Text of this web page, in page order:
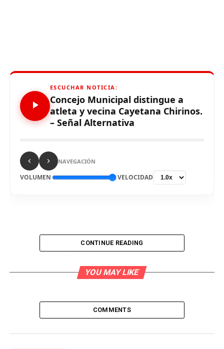
ESCUCHAR NOTICIA:
Concejo Municipal distingue a
atleta y vecina Cayetana Chirinos.
– Señal Alternativa
NAVEGACIÓN
VOLUMEN VELOCIDAD
CONTINUE READING
YOU MAY LIKE
COMMENTS